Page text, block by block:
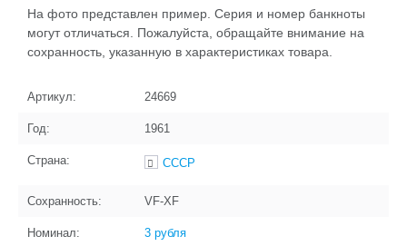
На фото представлен пример. Серия и номер банкноты
могут отличаться. Пожалуйста, обращайте внимание на
сохранность, указанную в характеристиках товара.
Артикул: 24669
Год: 1961
Страна: СССР
Сохранность: VF-XF
Номинал: 3 рубля